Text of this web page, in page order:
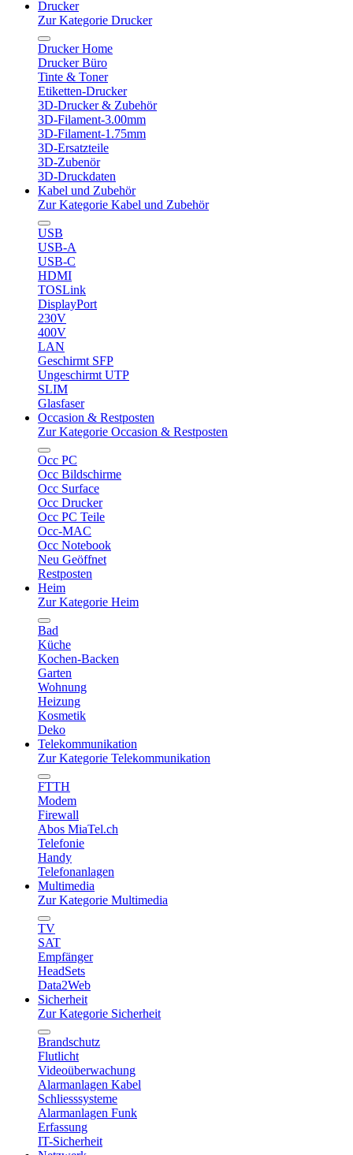
Drucker
Zur Kategorie Drucker
Drucker Home
Drucker Büro
Tinte & Toner
Etiketten-Drucker
3D-Drucker & Zubehör
3D-Filament-3.00mm
3D-Filament-1.75mm
3D-Ersatzteile
3D-Zubenör
3D-Druckdaten
Kabel und Zubehör
Zur Kategorie Kabel und Zubehör
USB
USB-A
USB-C
HDMI
TOSLink
DisplayPort
230V
400V
LAN
Geschirmt SFP
Ungeschirmt UTP
SLIM
Glasfaser
Occasion & Restposten
Zur Kategorie Occasion & Restposten
Occ PC
Occ Bildschirme
Occ Surface
Occ Drucker
Occ PC Teile
Occ-MAC
Occ Notebook
Neu Geöffnet
Restposten
Heim
Zur Kategorie Heim
Bad
Küche
Kochen-Backen
Garten
Wohnung
Heizung
Kosmetik
Deko
Telekommunikation
Zur Kategorie Telekommunikation
FTTH
Modem
Firewall
Abos MiaTel.ch
Telefonie
Handy
Telefonanlagen
Multimedia
Zur Kategorie Multimedia
TV
SAT
Empfänger
HeadSets
Data2Web
Sicherheit
Zur Kategorie Sicherheit
Brandschutz
Flutlicht
Videoüberwachung
Alarmanlagen Kabel
Schliesssysteme
Alarmanlagen Funk
Erfassung
IT-Sicherheit